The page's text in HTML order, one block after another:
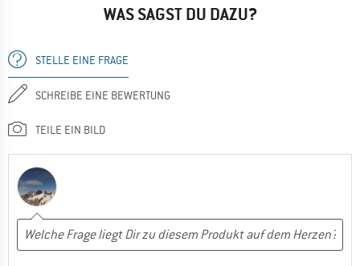
WAS SAGST DU DAZU?
STELLE EINE FRAGE
SCHREIBE EINE BEWERTUNG
TEILE EIN BILD